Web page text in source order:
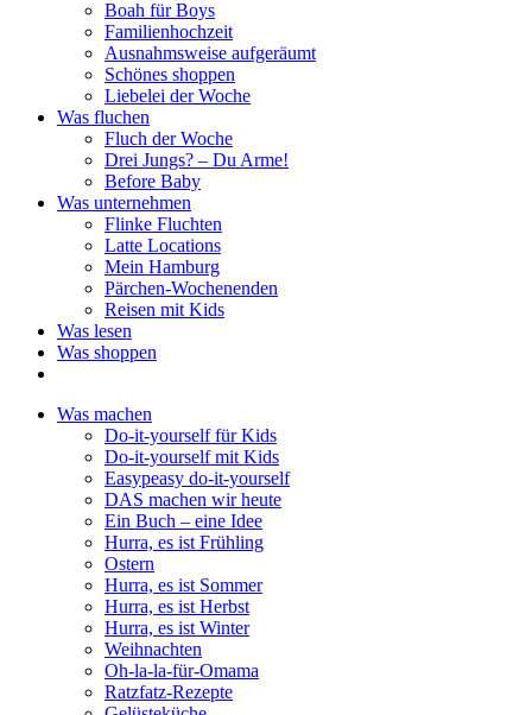
Boah für Boys
Familienhochzeit
Ausnahmsweise aufgeräumt
Schönes shoppen
Liebelei der Woche
Was fluchen
Fluch der Woche
Drei Jungs? – Du Arme!
Before Baby
Was unternehmen
Flinke Fluchten
Latte Locations
Mein Hamburg
Pärchen-Wochenenden
Reisen mit Kids
Was lesen
Was shoppen
Was machen
Do-it-yourself für Kids
Do-it-yourself mit Kids
Easypeasy do-it-yourself
DAS machen wir heute
Ein Buch – eine Idee
Hurra, es ist Frühling
Ostern
Hurra, es ist Sommer
Hurra, es ist Herbst
Hurra, es ist Winter
Weihnachten
Oh-la-la-für-Omama
Ratzfatz-Rezepte